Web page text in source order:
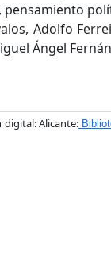
Adolfo
Ángel
digital: Alicante: